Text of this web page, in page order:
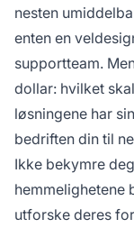
nesten
enten en
supportteam.
dollar: hvilket
løsningene har
bedriften din til
Ikke bekymre
hemmelighetene
utforske deres